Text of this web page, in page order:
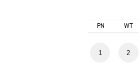
PN WT
1 2